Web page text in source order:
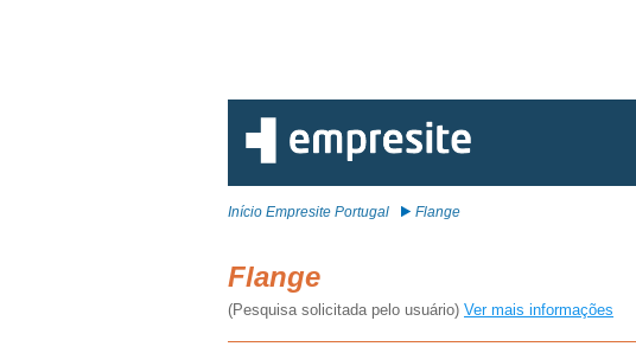
Início Empresite Portugal Flange
Flange
(Pesquisa solicitada pelo usuário) Ver mais informações